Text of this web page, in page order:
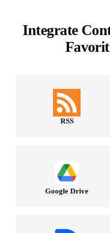
Integrate
RSS
Google Drive